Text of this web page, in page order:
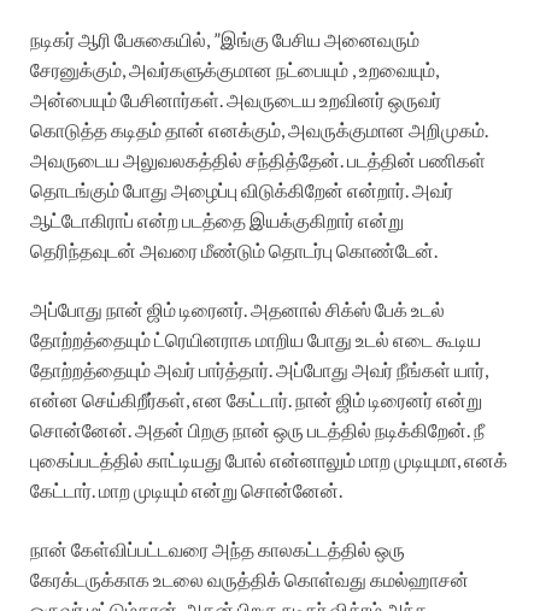
நடிகர் ஆரி பேசுகையில், ”இங்கு பேசிய அனைவரும்
சேரனுக்கும், அவர்களுக்குமான நட்பையும் , உறவையும்,
அன்பையும் பேசினார்கள். அவருடைய உறவினர் ஒருவர்
கொடுத்த கடிதம் தான் எனக்கும், அவருக்குமான அறிமுகம்.
அவருடைய அலுவலகத்தில் சந்தித்தேன். படத்தின் பணிகள்
தொடங்கும் போது அழைப்பு விடுக்கிறேன் என்றார். அவர்
ஆட்டோகிராப் என்ற படத்தை இயக்குகிறார் என்று
தெரிந்தவுடன் அவரை மீண்டும் தொடர்பு கொண்டேன்.
அப்போது நான் ஜிம் டிரைனர். அதனால் சிக்ஸ் பேக் உடல்
தோற்றத்தையும் ட்ரெயினராக மாறிய போது உடல் எடை கூடிய
தோற்றத்தையும் அவர் பார்த்தார். அப்போது அவர் நீங்கள் யார்,
என்ன செய்கிறீர்கள், என கேட்டார். நான் ஜிம் டிரைனர் என்று
சொன்னேன். அதன் பிறகு நான் ஒரு படத்தில் நடிக்கிறேன். நீ
புகைப்படத்தில் காட்டியது போல் என்னாலும் மாற முடியுமா, எனக்
கேட்டார். மாற முடியும் என்று சொன்னேன்.
நான் கேள்விப்பட்டவரை அந்த காலகட்டத்தில் ஒரு
கேரக்டருக்காக உடலை வருத்திக் கொள்வது கமல்ஹாசன்